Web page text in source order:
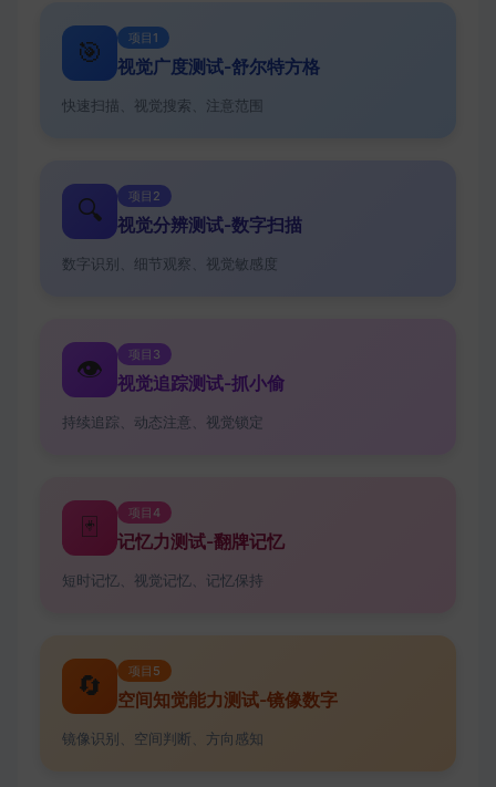
🎯 项目1
视觉广度测试-舒尔特方格
快速扫描、视觉搜索、注意范围
🔍 项目2
视觉分辨测试-数字扫描
数字识别、细节观察、视觉敏感度
👁️ 项目3
视觉追踪测试-抓小偷
持续追踪、动态注意、视觉锁定
🃏 项目4
记忆力测试-翻牌记忆
短时记忆、视觉记忆、记忆保持
🔄 项目5
空间知觉能力测试-镜像数字
镜像识别、空间判断、方向感知